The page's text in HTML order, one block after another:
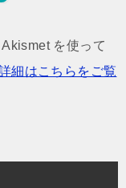
を使って
細はこちらをご覧